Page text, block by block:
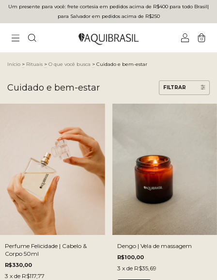
Um presente para você: frete cortesia em pedidos acima de R$400 para todo Brasilㅤ|ㅤ
para Salvador em pedidos acima de R$250
0
Início > Rituais > O que você busca > Cuidado e bem-estar
Cuidado e bem-estar FILTRAR
Perfume Felicidade | Cabelo &
Corpo 50ml
R$330,00
3 x de R$117,77
Dengo | Vela de massagem
R$100,00
3 x de R$35,69